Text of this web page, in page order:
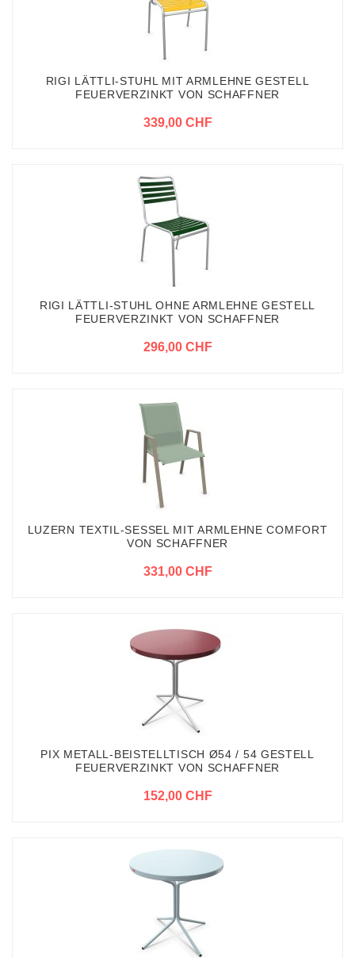
RIGI LÄTTLI-STUHL MIT ARMLEHNE GESTELL
FEUERVERZINKT VON SCHAFFNER
339,00 CHF
RIGI LÄTTLI-STUHL OHNE ARMLEHNE GESTELL
FEUERVERZINKT VON SCHAFFNER
296,00 CHF
LUZERN TEXTIL-SESSEL MIT ARMLEHNE COMFORT
VON SCHAFFNER
331,00 CHF
PIX METALL-BEISTELLTISCH Ø54 / 54 GESTELL
FEUERVERZINKT VON SCHAFFNER
152,00 CHF